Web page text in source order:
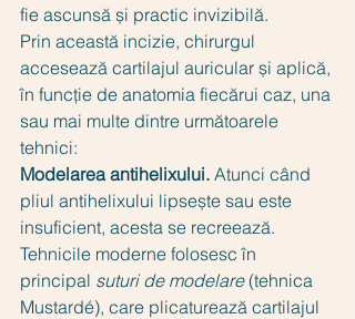
fie ascunsă și practic invizibilă.
Prin această incizie, chirurgul
accesează cartilajul auricular și aplică,
în funcție de anatomia fiecărui caz, una
sau mai multe dintre următoarele
tehnici:
Modelarea antihelixului. Atunci când
pliul antihelixului lipsește sau este
insuficient, acesta se recreează.
Tehnicile moderne folosesc în
principal suturi de modelare (tehnica
Mustardé), care plicaturează cartilajul